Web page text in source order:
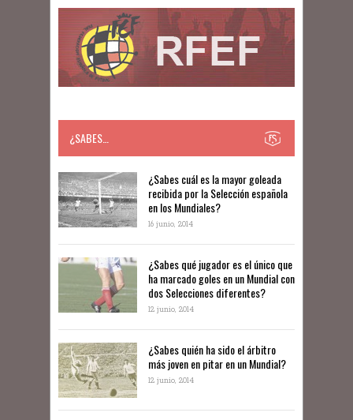
¿SABES…
​​¿Sabes cuál es la mayor goleada
recibida por la Selección española
en los Mundiales?
16 junio, 2014
¿Sabes qué jugador es el único que
ha marcado goles en un Mundial con
dos Selecciones diferentes?
12 junio, 2014
¿Sabes quién ha sido el árbitro
más joven en pitar en un Mundial?
12 junio, 2014